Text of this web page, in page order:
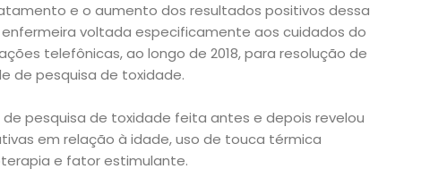
e o aumento dos resultados positivos dessa
voltada especificamente aos cuidados do
telefônicas, ao longo de 2018, para resolução de
de pesquisa de toxidade.
pesquisa de toxidade feita antes e depois revelou
em relação à idade, uso de touca térmica
e fator estimulante.